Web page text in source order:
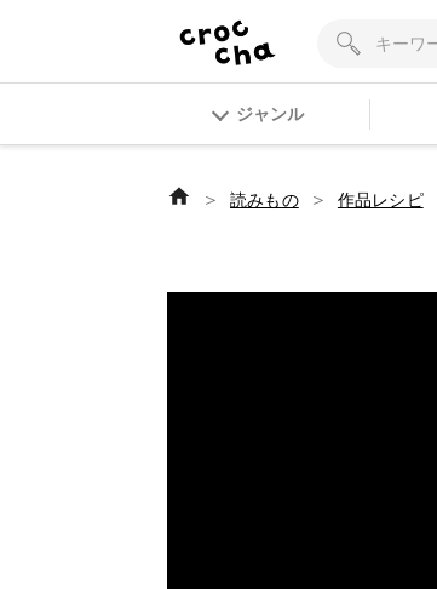
ジャンル
＞ 読みもの ＞ 作品レシピ